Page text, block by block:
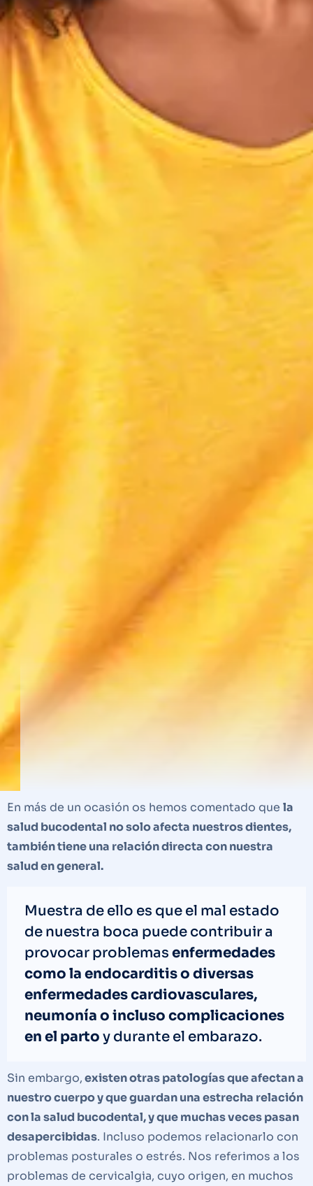
En más de un ocasión os hemos comentado que la
salud bucodental no solo afecta nuestros dientes,
también tiene una relación directa con nuestra
salud en general.
Muestra de ello es que el mal estado
de nuestra boca puede contribuir a
provocar problemas enfermedades
como la endocarditis o diversas
enfermedades cardiovasculares,
neumonía o incluso complicaciones
en el parto y durante el embarazo.
Sin embargo,existen otras patologías que afectan a
nuestro cuerpo y que guardan una estrecha relación
con la salud bucodental, y que muchas veces pasan
desapercibidas. Incluso podemos relacionarlo con
problemas posturales o estrés. Nos referimos a los
problemas de cervicalgia, cuyo origen, en muchos